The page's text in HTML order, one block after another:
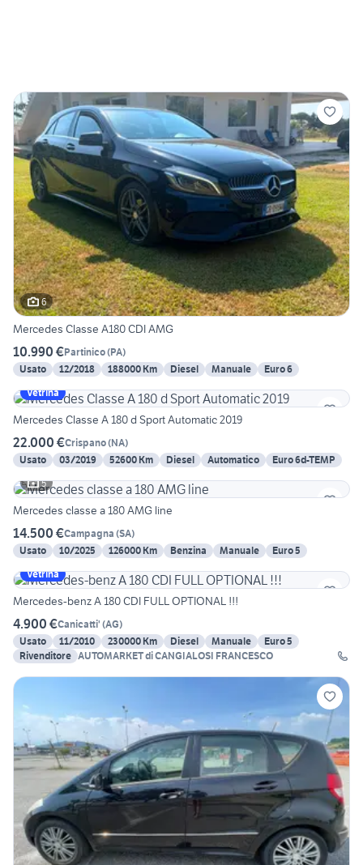
6
Mercedes Classe A180 CDI AMG
10.990 €Partinico(PA)
Usato
12/2018 188000 Km Diesel Manuale
Euro 6
Vetrina
Mercedes Classe A 180 d Sport Automatic 2019
22.000 €Crispano(NA)
Usato
03/2019 52600 Km Diesel Automatico
Euro 6d-TEMP
5
Mercedes classe a 180 AMG line
14.500 €Campagna (SA)
Usato
10/2025 126000 Km Benzina Manuale
Euro 5
Vetrina
Mercedes-benz A 180 CDI FULL OPTIONAL !!!
4.900 €Canicatti' (AG)
Usato
11/2010 230000 Km Diesel Manuale
Euro 5
Rivenditore AUTOMARKET di CANGIALOSI FRANCESCO